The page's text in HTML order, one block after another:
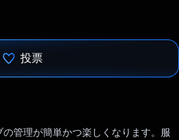
投票
管理が簡単かつ楽しくなります。服